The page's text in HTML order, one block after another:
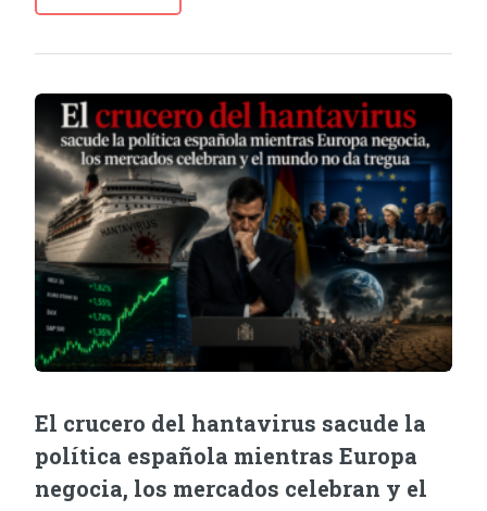
El crucero del hantavirus sacude la
política española mientras Europa
negocia, los mercados celebran y el